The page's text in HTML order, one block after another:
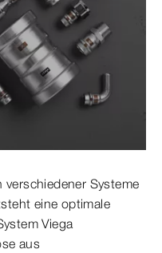
Systeme
eine optimale
Viega
aus